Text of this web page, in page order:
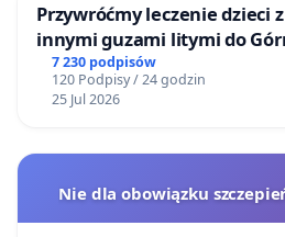
Przywróćmy leczenie dzieci
innymi guzami litymi do
Centrum Zdrowia Dziecka w
7 230 podpisów
120 Podpisy / 24 godzin
25 Jul 2026
Nie dla obowiązku